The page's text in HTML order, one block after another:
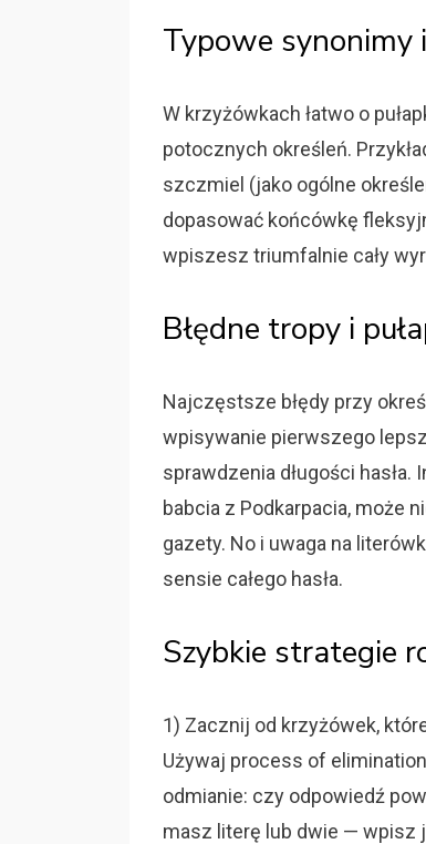
Typowe synonimy
W krzyżówkach łatwo o
potocznych określeń.
szczmiel (jako ogólne
dopasować końcówkę
wpiszesz triumfalnie cały
Błędne tropy i
Najczęstsze błędy przy
wpisywanie pierwszego
sprawdzenia długości
babcia z Podkarpacia, może
gazety. No i uwaga na
sensie całego hasła.
Szybkie strategie
1) Zacznij od krzyżówek,
Używaj process of
odmianie: czy odpowiedź
masz literę lub dwie — wpisz